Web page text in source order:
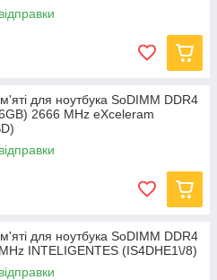
для ноутбука SoDIMM DDR4
2666 MHz eXceleram
для ноутбука SoDIMM DDR4
INTELIGENTES (IS4DHE1\/8)